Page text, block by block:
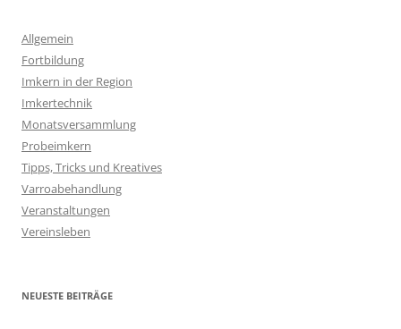
Allgemein
Fortbildung
Imkern in der Region
Imkertechnik
Monatsversammlung
Probeimkern
Tipps, Tricks und Kreatives
Varroabehandlung
Veranstaltungen
Vereinsleben
NEUESTE BEITRÄGE